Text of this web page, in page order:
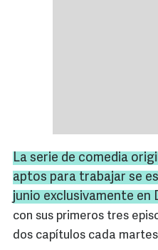
La serie de comedia
aptos para trabajar se
junio exclusivamente en
con sus primeros tres
dos capítulos cada